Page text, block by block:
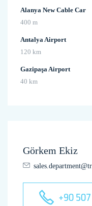
Alanya New Cable Car
400 m
Antalya Airport
120 km
Gazipaşa Airport
40 km
Görkem Ekiz
+90